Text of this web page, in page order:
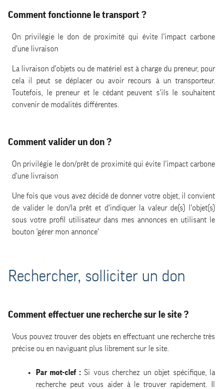
Comment fonctionne le transport ?
On privilégie le don de proximité qui évite l'impact carbone
d'une livraison
La livraison d'objets ou de matériel est à charge du preneur, pour
cela il peut se déplacer ou avoir recours à un transporteur.
Toutefois, le preneur et le cédant peuvent s'ils le souhaitent
convenir de modalités différentes.
Comment valider un don ?
On privilégie le don/prêt de proximité qui évite l'impact carbone
d'une livraison
Une fois que vous avez décidé de donner votre objet, il convient
de valider le don/la prêt et d'indiquer la valeur de(s) l'objet(s)
sous votre profil utilisateur dans mes annonces en utilisant le
bouton 'gérer mon annonce'
Rechercher, solliciter un don
Comment effectuer une recherche sur le site ?
Vous pouvez trouver des objets en effectuant une recherche très
précise ou en naviguant plus librement sur le site.
Par mot-clef : Si vous cherchez un objet spécifique, la
recherche peut vous aider à le trouver rapidement. Il